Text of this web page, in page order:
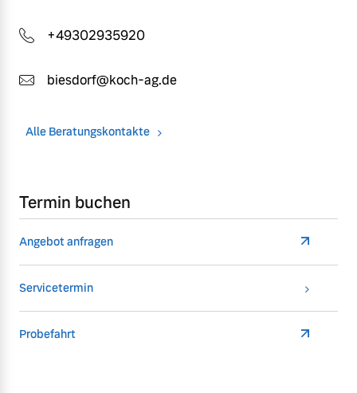
+49302935920
biesdorf@koch-ag.de
Alle Beratungskontakte
Termin buchen
Angebot anfragen
Servicetermin
Probefahrt